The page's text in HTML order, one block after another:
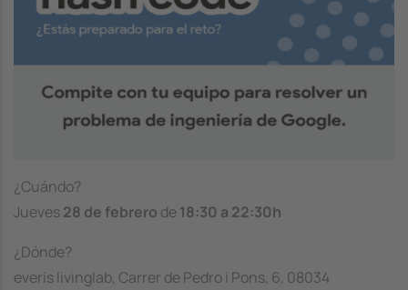
¿Cuándo?
Jueves28 de febrero de18:30 a 22:30h
¿Dónde?
everis livinglab, Carrer de Pedro i Pons, 6, 08034